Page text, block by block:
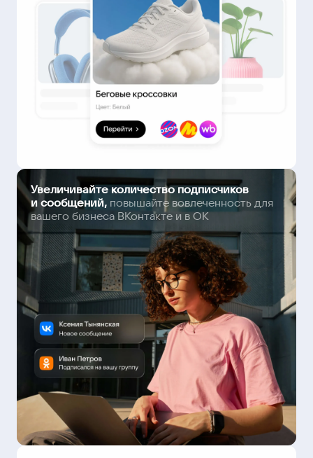
Увеличивайте количество подписчиков
и сообщений, повышайте вовлеченность для
вашего бизнеса ВКонтакте и в ОК